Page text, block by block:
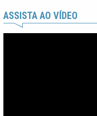
ASSISTA AO VÍDEO